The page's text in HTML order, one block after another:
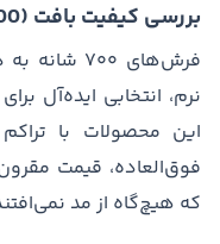
بررسی کیفیت بافت (700 شانه)
فرش‌های
نرم، انتخابی ایده‌آل
فوق‌العاده، قیمت
که هیچ‌گاه از مد